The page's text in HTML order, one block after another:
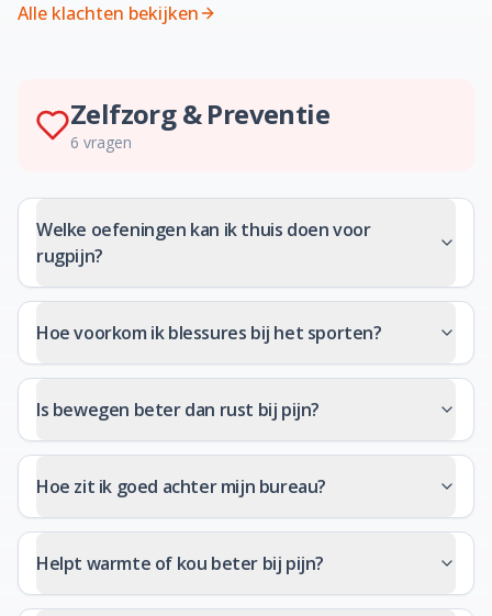
Alle klachten bekijken
Zelfzorg & Preventie
6 vragen
Welke oefeningen kan ik thuis doen voor
rugpijn?
Hoe voorkom ik blessures bij het sporten?
Is bewegen beter dan rust bij pijn?
Hoe zit ik goed achter mijn bureau?
Helpt warmte of kou beter bij pijn?